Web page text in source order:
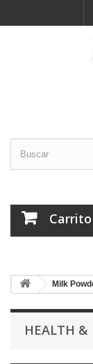
Carrito
Milk
HEALTH &